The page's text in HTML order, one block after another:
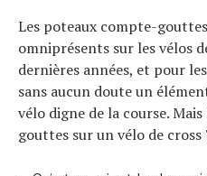
Les poteaux compte-
omniprésents sur les vélos
dernières années, et pour
sans aucun doute un
vélo digne de la course.
gouttes sur un vélo de cross